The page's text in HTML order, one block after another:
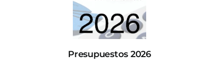
Presupuestos 2026